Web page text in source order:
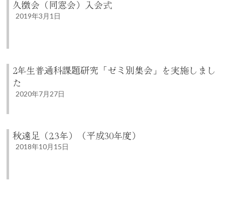
久徴会（同窓会）入会式
2019年3月1日
2年生普通科課題研究「ゼミ別集会」を実施しまし
た
2020年7月27日
秋遠足（2.3年）（平成30年度）
2018年10月15日